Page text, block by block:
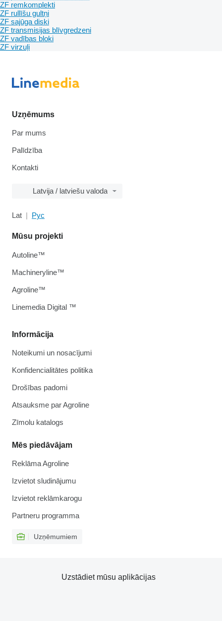
ZF remkomplekti
ZF rullīšu gultņi
ZF sajūga diski
ZF transmisijas blīvgredzeni
ZF vadības bloki
ZF virzuļi
Uzņēmums
Par mums
Palīdzība
Kontakti
Latvija / latviešu valoda
Lat Рус
Informācija
Noteikumi un nosacījumi
Konfidencialitātes politika
Drošības padomi
Atsauksme par Agroline
Zīmolu katalogs
Mēs piedāvājam
Reklāma Agroline
Izvietot sludinājumu
Izvietot reklāmkarogu
Partneru programma
Uzņēmumiem
Mūsu projekti
Autoline™
Machineryline™
Agroline™
Linemedia Digital ™
Uzstādiet mūsu aplikācijas